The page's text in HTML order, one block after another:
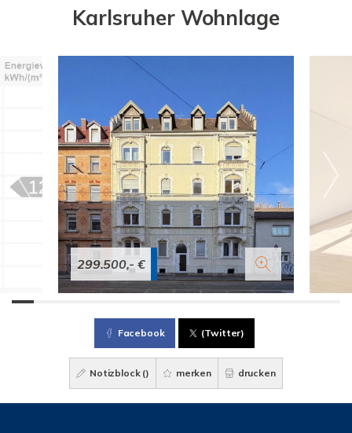
Karlsruher Wohnlage
299.500,- €
Facebook (Twitter)
Notizblock () merken drucken